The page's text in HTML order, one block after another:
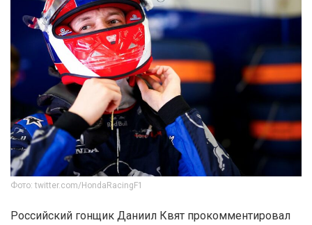
Фото: twitter.com/HondaRacingF1
Российский гонщик Даниил Квят прокомментировал